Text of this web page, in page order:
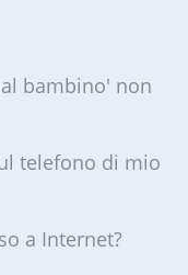
bambino' non
telefono di mio
a Internet?